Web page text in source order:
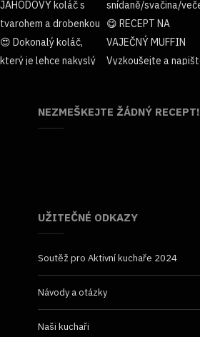
NEZMEŠKEJTE ŽÁDNÝ RECEPT!
UŽITEČNÉ ODKAZY
Soutěž pro Aktivní kuchaře 2024
Návody a otázky
Naši kuchaři